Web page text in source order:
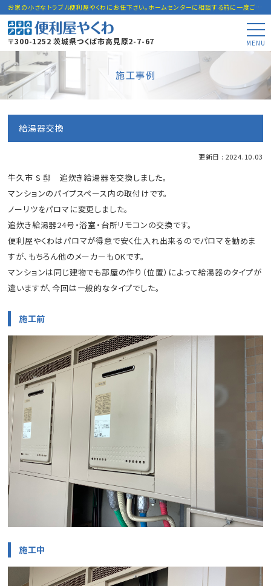
お家の小さなトラブル便利屋やくわにお任下さい。ホームセンターに相談する前に一度ご連絡下さい。
〒300-1252 茨城県つくば市高見原2-7-67 MENU
施工事例
給湯器交換
更新日 : 2024.10.03
牛久市 S 邸 追炊き給湯器を交換しました。
マンションのパイプスペース内の取付けです。
ノーリツをパロマに変更しました。
追炊き給湯器24号・浴室・台所リモコンの交換です。
便利屋やくわはパロマが得意で安く仕入れ出来るのでパロマを勧めま
すが、もちろん他のメーカーもOKです。
マンションは同じ建物でも部屋の作り（位置）によって給湯器のタイプが
違いますが、今回は一般的なタイプでした。
施工前
施工中